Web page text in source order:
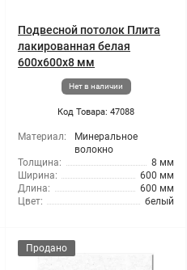
Подвесной потолок Плита
лакированная белая
600x600x8 мм
Нет в наличии
Код Товара: 47088
Материал:
Минеральное
волокно
Толщина:
8 мм
Ширина:
600 мм
Длина:
600 мм
Цвет:
белый
Продано